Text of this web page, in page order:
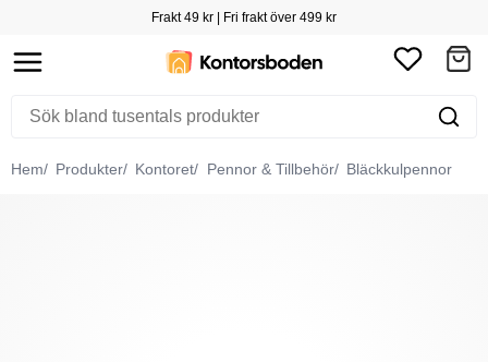
Frakt 49 kr | Fri frakt över 499 kr
Hem Produkter Kontoret Pennor & Tillbehör Bläckkulpennor